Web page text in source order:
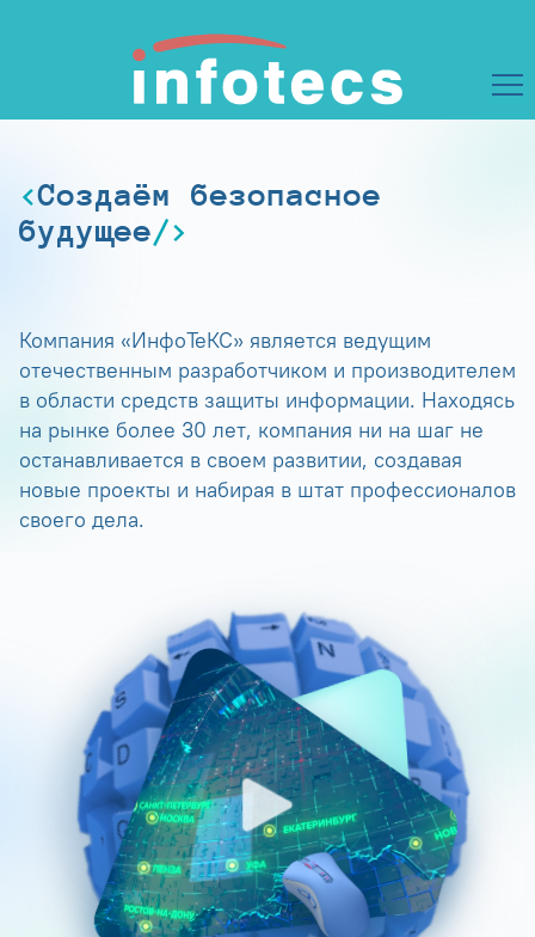
Создаём безопасное
будущее
Компания «ИнфоТеКС» является ведущим
отечественным разработчиком и производителем
в области средств защиты информации. Находясь
на рынке более 30 лет, компания ни на шаг не
останавливается в своем развитии, создавая
новые проекты и набирая в штат профессионалов
своего дела.